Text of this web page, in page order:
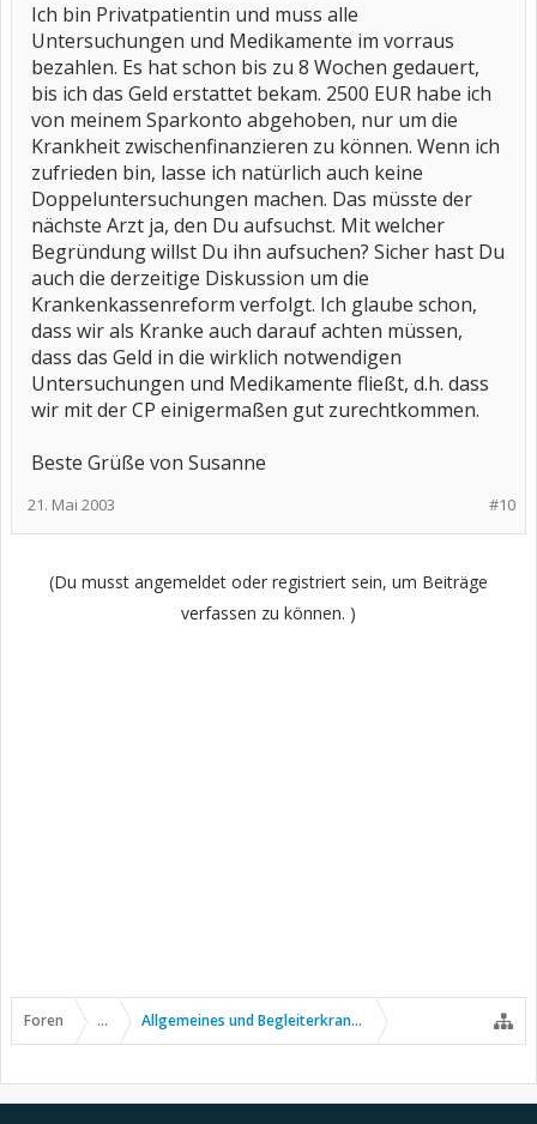
Ich bin Privatpatientin und muss alle
Untersuchungen und Medikamente im vorraus
bezahlen. Es hat schon bis zu 8 Wochen gedauert,
bis ich das Geld erstattet bekam. 2500 EUR habe ich
von meinem Sparkonto abgehoben, nur um die
Krankheit zwischenfinanzieren zu können. Wenn ich
zufrieden bin, lasse ich natürlich auch keine
Doppeluntersuchungen machen. Das müsste der
nächste Arzt ja, den Du aufsuchst. Mit welcher
Begründung willst Du ihn aufsuchen? Sicher hast Du
auch die derzeitige Diskussion um die
Krankenkassenreform verfolgt. Ich glaube schon,
dass wir als Kranke auch darauf achten müssen,
dass das Geld in die wirklich notwendigen
Untersuchungen und Medikamente fließt, d.h. dass
wir mit der CP einigermaßen gut zurechtkommen.
Beste Grüße von Susanne
#10
21. Mai 2003
(Du musst angemeldet oder registriert sein, um Beiträge
verfassen zu können. )
Foren ... Allgemeines und Begleiterkrankungen